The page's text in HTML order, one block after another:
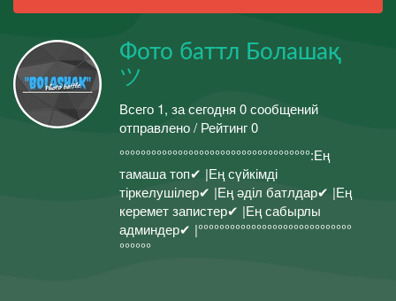
Фото баттл Болашақ
ツ
Всего 1, за сегодня 0 сообщений
отправлено / Рейтинг 0
°°°°°°°°°°°°°°°°°°°°°°°°°°°°°°°°°°°°:Ең
тамаша топ✔ |Ең сүйкімді
тіркелушілер✔ |Ең әділ батлдар✔ |Ең
керемет запистер✔ |Ең сабырлы
админдер✔ |°°°°°°°°°°°°°°°°°°°°°°°°°°°°°
°°°°°°